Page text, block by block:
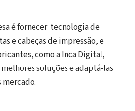
é fornecer tecnologia de
e cabeças de impressão, e
como a Inca Digital,
soluções e adaptá-las
mercado.